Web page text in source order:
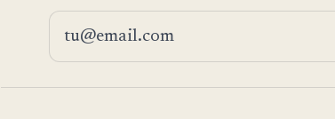
Dirección de email